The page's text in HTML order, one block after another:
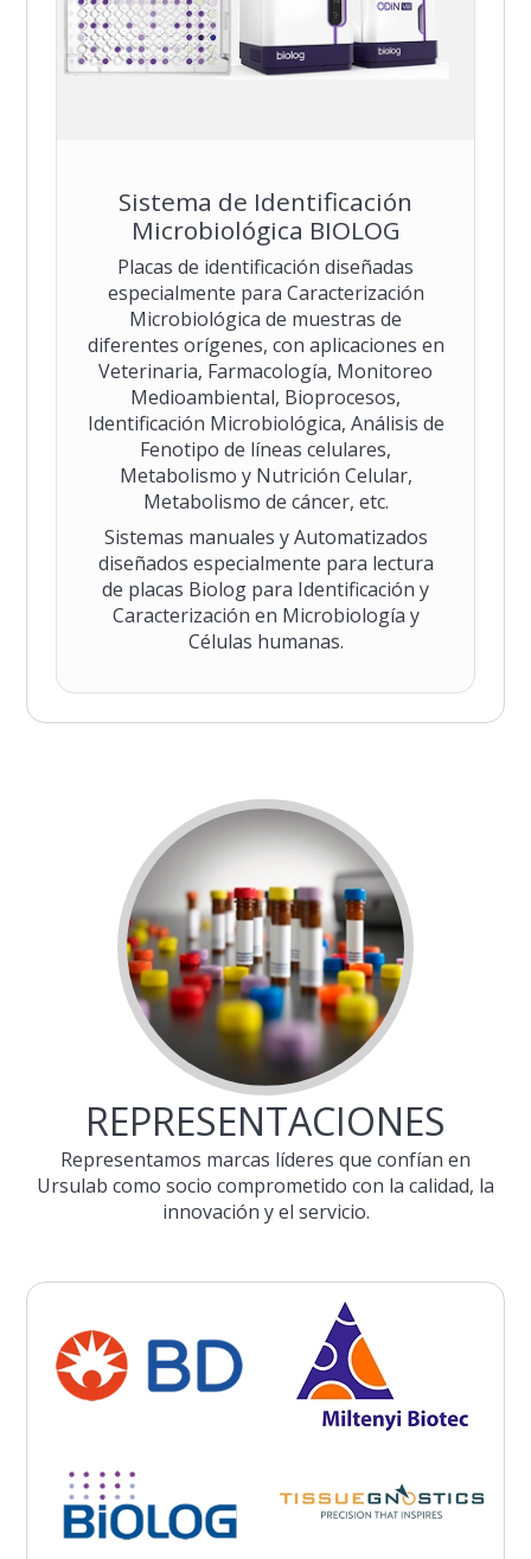
Sistema de Identificación
Microbiológica BIOLOG
Placas de identificación diseñadas
especialmente para Caracterización
Microbiológica de muestras de
diferentes orígenes, con aplicaciones en
Veterinaria, Farmacología, Monitoreo
Medioambiental, Bioprocesos,
Identificación Microbiológica, Análisis de
Fenotipo de líneas celulares,
Metabolismo y Nutrición Celular,
Metabolismo de cáncer, etc.
Sistemas manuales y Automatizados
diseñados especialmente para lectura
de placas Biolog para Identificación y
Caracterización en Microbiología y
Células humanas.
REPRESENTACIONES
Representamos marcas líderes que confían en
Ursulab como socio comprometido con la calidad, la
innovación y el servicio.